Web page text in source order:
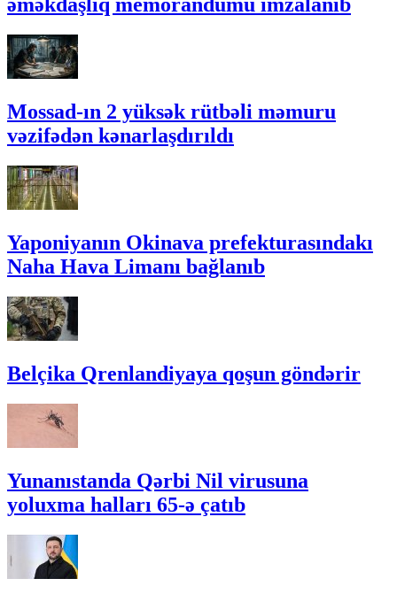
əməkdaşlıq memorandumu imzalanıb
Mossad-ın 2 yüksək rütbəli məmuru
vəzifədən kənarlaşdırıldı
Yaponiyanın Okinava prefekturasındakı
Naha Hava Limanı bağlanıb
Belçika Qrenlandiyaya qoşun göndərir
Yunanıstanda Qərbi Nil virusuna
yoluxma halları 65-ə çatıb